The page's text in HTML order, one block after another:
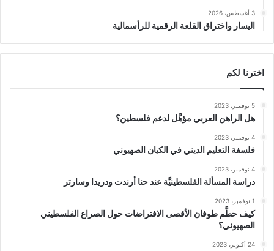
3 أغسطس، 2026
اليسار واختراق القلعة الرقمية للرأسمالية
اخترنا لكم
5 نوفمبر، 2023
هل الراهن العربي مؤهَّل لدعم فلسطين؟
4 نوفمبر، 2023
فلسفة التعليم الديني في الكيان الصهيوني
4 نوفمبر، 2023
دراسة المسألة الفلسطينيَّة عند حنا أرندت ودريدا وسارتر
1 نوفمبر، 2023
كيف حطَّم طوفان الأقصى الافتراضات حول الصراع الفلسطيني
الصهيوني؟
24 أكتوبر، 2023